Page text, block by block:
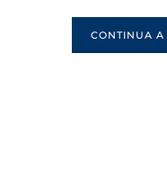
CONTINUA A